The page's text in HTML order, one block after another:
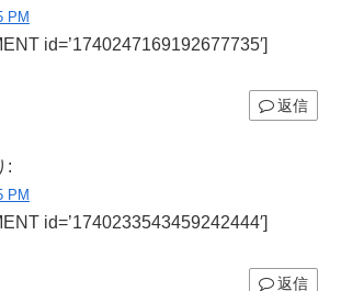
PM
id=’1740247169192677735′]
返信
:
PM
id=’1740233543459242444′]
返信